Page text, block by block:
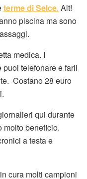
terme di Selce. Alt!
piscina ma sono
medica. I
telefonare e farli
Costano 28 euro
qui durante
molto beneficio.
a testa e
cura molti campioni